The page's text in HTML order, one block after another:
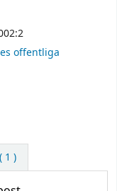
offentliga
1 )